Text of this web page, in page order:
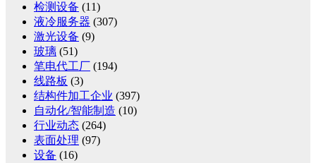
检测设备 (11)
液冷服务器 (307)
激光设备 (9)
玻璃 (51)
笔电代工厂 (194)
线路板 (3)
结构件加工企业 (397)
自动化/智能制造 (10)
行业动态 (264)
表面处理 (97)
设备 (16)